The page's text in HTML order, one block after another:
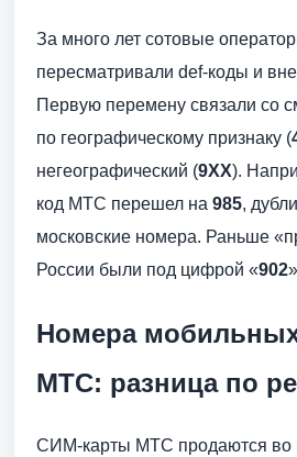
За много лет сотовые
пересматривали def-коды и
Первую перемену связали со
по географическому признаку (
негеографический (9ХХ).
код МТС перешел на 985,
московские номера. Раньше
России были под цифрой «902
Номера
МТС: разница по
СИМ-карты МТС продаются во